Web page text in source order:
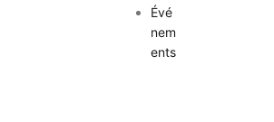
Évé
nem
ents